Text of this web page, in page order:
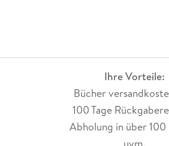
Ihre Vorteile:
Bücher
100 Tage
Abholung in über 100